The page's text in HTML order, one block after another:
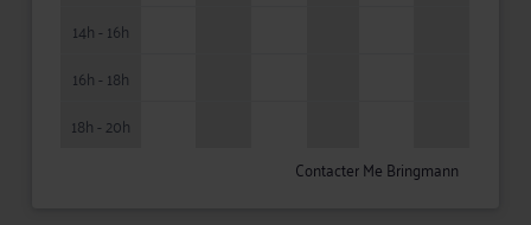
14h - 16h
16h - 18h
18h - 20h
Contacter Me Bringmann